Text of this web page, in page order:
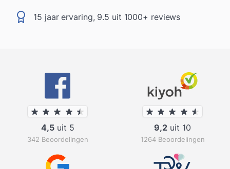
15 jaar ervaring, 9.5 uit 1000+ reviews
4,5uit 5
342 Beoordelingen
9,2 uit 10
1264 Beoordelingen